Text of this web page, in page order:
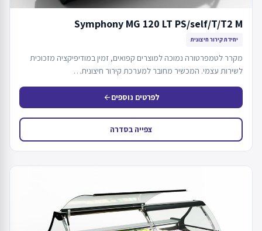
Symphony MG 120 LT PS/self/T/T2 M
יחידת קירור חיצונית
מקרר לטמפרטורה נמוכה למוצרים קפואים, זמין במודיפיקציה מזכוכית
לשירות עצמי. המכשיר מחובר למערכת קירור חיצונית…
לפרטים נוספיםarrow_back
צפייה בסדרה